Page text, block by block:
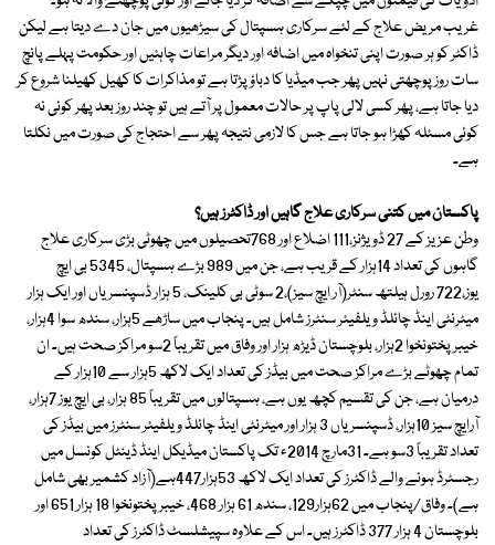
غریب مریض علاج کے لئے سرکاری ہسپتال کی سیڑھیوں میں جان دے دیتا ہے لیکن
ڈاکٹر کو ہر صورت اپنی تنخواہ میں اضافہ اور دیگر مراعات چاہئیں اور حکومت پہلے پانچ
سات روز پوچھتی نہیں پھر جب میڈیا کا دباؤ پڑتا ہے تو مذاکرات کا کھیل کھیلنا شروع کر
دیا جاتا ہے، پھر کسی لالی پاپ پر حالات معمول پر آتے ہیں تو چند روز بعد پھر کوئی نہ
کوئی مسئلہ کھڑا ہو جاتا ہے جس کا لازمی نتیجہ پھر سے احتجاج کی صورت میں نکلتا
ہے۔
پاکستان میں کتنی سرکاری علاج گاہیں اور ڈاکٹرز ہیں؟
وطن عزیز کے 27 ڈویژنز،111 اضلاع اور 768تحصیلوں میں چھوٹی بڑی سرکاری علاج
گاہوں کی تعداد 14ہزار کے قریب ہے، جن میں 989 بڑے ہسپتال، 5345 بی ایچ
یوز،722 رورل ہیلتھ سنٹر(آر ایچ سیز)،2 سوٹی بی کلینک، 5 ہزار ڈسپنسریاں اور ایک ہزار
میٹرنٹی اینڈ چائلڈ ویلفیئر سنٹرز شامل ہیں۔ پنجاب میں ساڑھے 5ہزار، سندھ سوا 4ہزار،
خیبرپختونخوا 2ہزار، بلوچستان ڈیڑھ ہزار اور وفاق میں تقریباً 2سو مراکز صحت ہیں۔ ان
تمام چھوٹے بڑے مراکز صحت میں بیڈز کی تعداد ایک لاکھ 5ہزار سے 10ہزار کے
درمیان ہے، جن کی تقسیم کچھ یوں ہے، ہسپتالوں میں تقریباً 85 ہزار، بی ایچ یوز 7ہزار،
آرایچ سیز 10ہزار، ڈسپنسریاں 3 ہزار اور میٹرنٹی اینڈ چائلڈ ویلفیئر سنٹرز میں بیڈز کی
تعداد تقریباً 3سو ہے۔ 31مارچ 2014ء تک پاکستان میڈیکل اینڈ ڈینٹل کونسل میں
رجسٹرڈ ہونے والے ڈاکٹرز کی تعداد ایک لاکھ 53ہزار447ہے(آزاد کشمیر بھی شامل
ہے)۔ وفاق/پنجاب میں 62ہزار129، سندھ 61 ہزار 468، خیبرپختونخوا 18 ہزار 651 اور
بلوچستان 4 ہزار 377 ڈاکٹرز ہیں۔ اس کے علاوہ سپیشلسٹ ڈاکٹرز کی تعداد